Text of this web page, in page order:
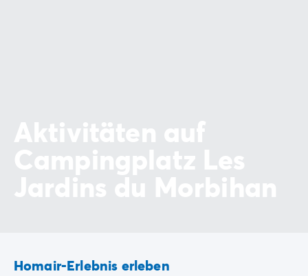
Homair-Erlebnis erleben